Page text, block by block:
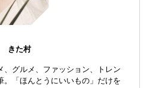
きた村
、グルメ、ファッション、トレン
。「ほんとうにいいもの」だけを